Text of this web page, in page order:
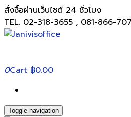
สั่งซื้อผ่านเว็บไซต์ 24 ชั่วโมง
TEL. 02-318-3655 , 081-866-
0Cart ฿0.00
Toggle navigation